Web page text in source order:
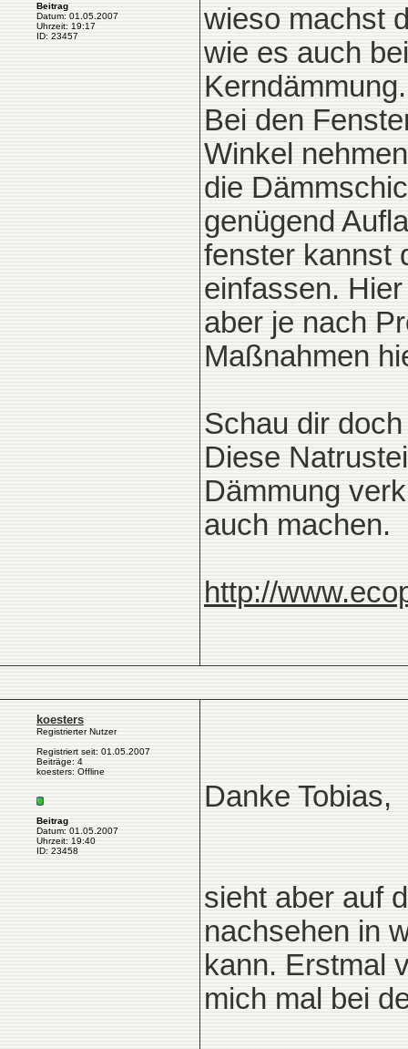
Beitrag
Datum: 01.05.2007
Uhrzeit: 19:17
ID: 23457
wieso machst
wie es auch
Kerndämmung.
Bei den
Winkel
die
genügend
fenster kannst
einfassen.
aber je nach
Maßnahmen
Schau dir
Diese
Dämmung
auch machen.
http://
koesters
Registrierter Nutzer
Registriert seit: 01.05.2007
Beiträge: 4
koesters: Offline
Beitrag
Datum: 01.05.2007
Uhrzeit: 19:40
ID: 23458
Danke Tobias,
sieht aber auf
nachsehen in
kann. Erstmal
mich mal bei